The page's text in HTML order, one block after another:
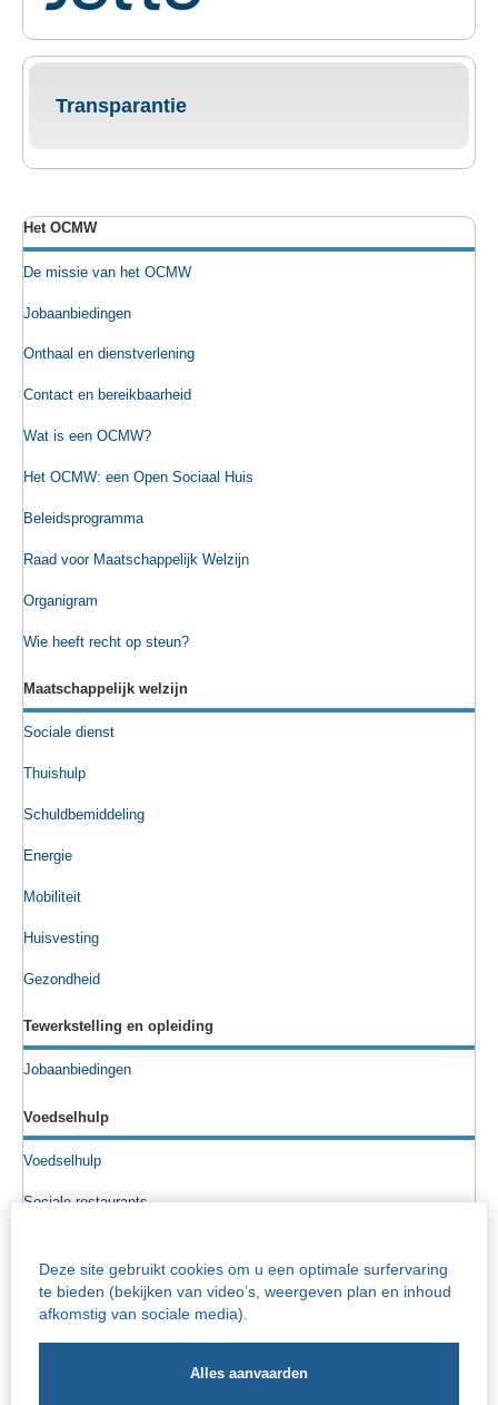
Deze site gebruikt cookies om u een optimale surfervaring
te bieden (bekijken van video’s, weergeven plan en inhoud
afkomstig van sociale media).
Transparantie
Het OCMW
De missie van het OCMW
Jobaanbiedingen
Onthaal en dienstverlening
Contact en bereikbaarheid
Wat is een OCMW?
Het OCMW: een Open Sociaal Huis
Beleidsprogramma
Raad voor Maatschappelijk Welzijn
Organigram
Wie heeft recht op steun?
Maatschappelijk welzijn
Sociale dienst
Thuishulp
Schuldbemiddeling
Energie
Mobiliteit
Huisvesting
Gezondheid
Tewerkstelling en opleiding
Jobaanbiedingen
Voedselhulp
Voedselhulp
Sociale restaurants
Sociale kruidenier